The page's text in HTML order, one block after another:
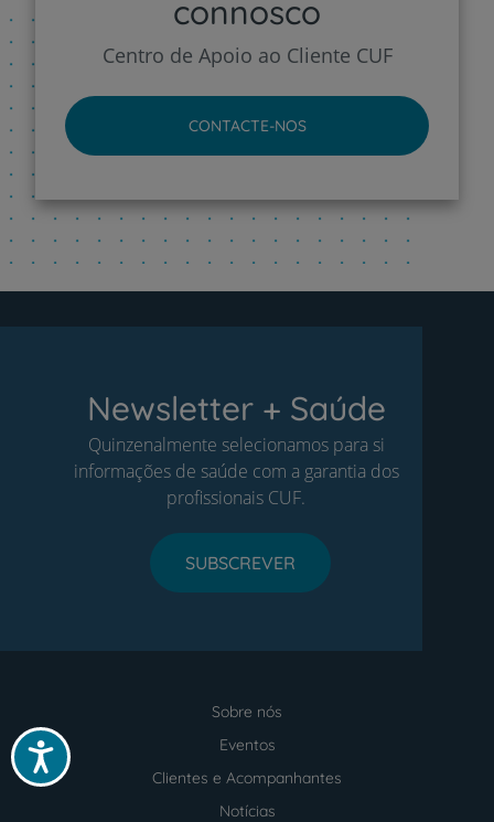
Acessibilidade
connosco
Centro de Apoio ao Cliente CUF
CONTACTE-NOS
Newsletter + Saúde
Quinzenalmente selecionamos para si
informações de saúde com a garantia dos
profissionais CUF.
SUBSCREVER
Sobre nós
Eventos
Clientes e Acompanhantes
Notícias